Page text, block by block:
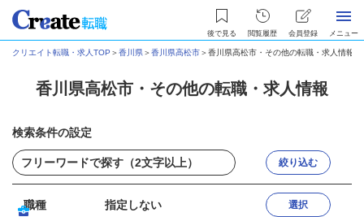
後で見る 閲覧履歴 会員登録 メニュー
クリエイト転職・求人TOP ＞香川県＞香川県高松市＞香川県高松市・その他の転職・求人情報
香川県高松市・その他の転職・求人情報
検索条件の設定
絞り込む
職種 指定しない 選択